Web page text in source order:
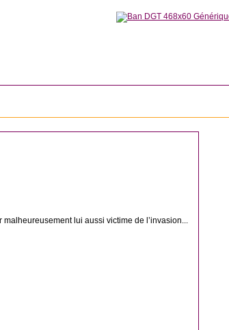
HOMME
lui aussi victime de l’invasion...